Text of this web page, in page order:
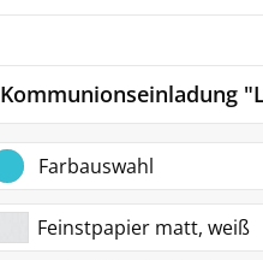
Kommunionseinladung
Farbauswahl
Feinstpapier matt, weiß